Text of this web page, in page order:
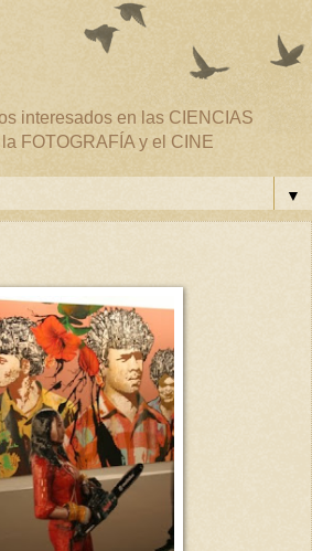
interesados en las CIENCIAS
FOTOGRAFÍA y el CINE
▼